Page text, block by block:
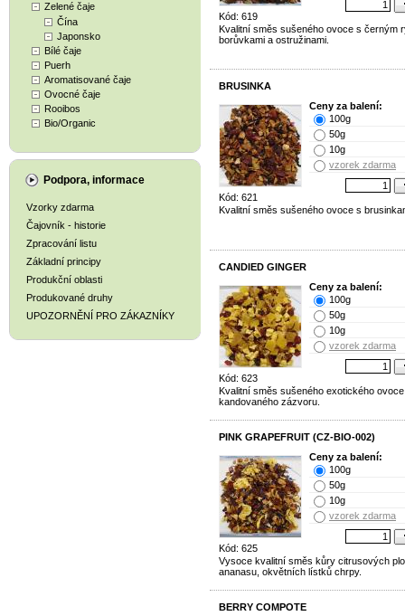
Zelené čaje
Čína
Japonsko
Bílé čaje
Puerh
Aromatisované čaje
Ovocné čaje
Rooibos
Bio/Organic
Podpora, informace
Vzorky zdarma
Čajovník - historie
Zpracování listu
Základní principy
Produkční oblasti
Produkované druhy
UPOZORNĚNÍ PRO ZÁKAZNÍKY
Kód: 619
Kvalitní směs sušeného ovoce s černým
borůvkami a ostružinami.
BRUSINKA
Kód: 621
Ceny za balení:
100g
50g
10g
vzorek zdarma
Kvalitní směs sušeného ovoce s
CANDIED GINGER
Kód: 623
Ceny za balení:
100g
50g
10g
vzorek zdarma
Kvalitní směs sušeného exotického
kandovaného zázvoru.
PINK GRAPEFRUIT (CZ-BIO-002)
Kód: 625
Ceny za balení:
100g
50g
10g
vzorek zdarma
Vysoce kvalitní směs kůry citrusových
ananasu, okvětních lístků chrpy.
BERRY COMPOTE